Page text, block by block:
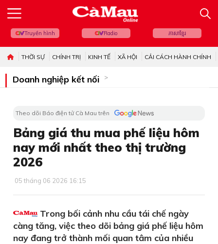
Truyền hình Radio ភាសាខ្មែរ
THỜI SỰ CHÍNH TRỊ KINH TẾ XÃ HỘI CẢI CÁCH HÀNH CHÍNH
Doanh nghiệp kết nối
Theo dõi Báo điện tử Cà Mau trên
Bảng giá thu mua phế liệu hôm
nay mới nhất theo thị trường
2026
05 tháng 06 2026 16:15
Trong bối cảnh nhu cầu tái chế ngày
càng tăng, việc theo dõi bảng giá phế liệu hôm
nay đang trở thành mối quan tâm của nhiều